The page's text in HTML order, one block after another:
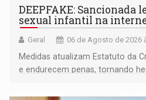
DEEPFAKE:
sexual infantil na
Geral 06 de Agosto de 2026
Medidas atualizam Estatuto da
e endurecem penas, tornando